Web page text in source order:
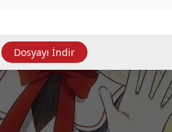
Dosyayı İndir